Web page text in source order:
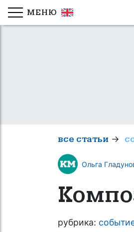
МЕНЮ
все статьи →
Ольга
рубрика: